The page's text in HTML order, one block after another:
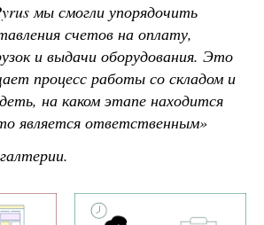
мы смогли упорядочить
счетов на оплату,
и выдачи оборудования. Это
процесс работы со складом и
на каком этапе находится
является ответственным»